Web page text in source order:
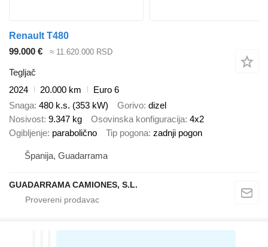
Renault T480
99.000 €
≈ 11.620.000 RSD
Tegljač
2024
20.000 km
Euro 6
Snaga 480 k.s. (353 kW) Gorivo dizel
Nosivost 9.347 kg Osovinska konfiguracija 4x2
Ogibljenje parabolično Tip pogona zadnji pogon
Španija, Guadarrama
GUADARRAMA CAMIONES, S.L.